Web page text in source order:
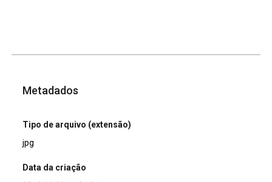
Metadados
Tipo de arquivo (extensão)
jpg
Data da criação